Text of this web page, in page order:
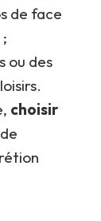
de face
ou des
choisir